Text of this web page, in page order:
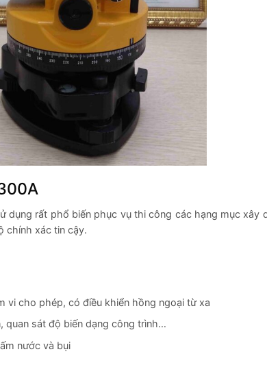
dụng rất phổ biến phục vụ thi công các hạng mục xây
chính xác tin cậy.
vi cho phép, có điều khiển hồng ngoại từ xa
quan sát độ biến dạng công trình…
nước và bụi